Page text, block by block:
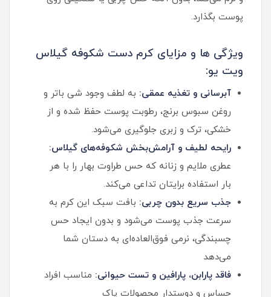
پوست بگذارد.
ویژگی ها و مزایای کرم دست شکوفه گیلاس
ویت یو:
آبرسانی و تغذیه عمقی: به لطف وجود شی باتر و
روغن سبوس برنج، رطوبت پوست حفظ شده و از
خشکی، ترک و زبری جلوگیری می‌شود.
رایحه لطیف و آرامش‌بخش شکوفه‌های گیلاس:
عطری ملایم و زنانه که حس طراوت بهار را با هر
بار استفاده برایتان تداعی می‌کند.
جذب سریع بدون چربی: بافت سبک این کرم به
سرعت جذب پوست می‌شود و بدون ایجاد حس
چسبندگی، نرمی فوق‌العاده‌ای به دستان شما
می‌دهد
فاقد پارابن، پارافین و تست حیوانی: مناسب افراد
حساس و دوستدار محصولات پاک